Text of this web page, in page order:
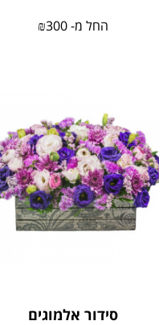
החל מ- ₪300
סידור אלמוגים